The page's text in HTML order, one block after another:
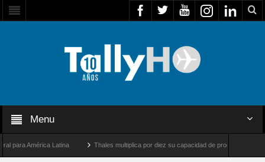
Menu
para América Latina Thales multiplica por diez su capacidad de producción de